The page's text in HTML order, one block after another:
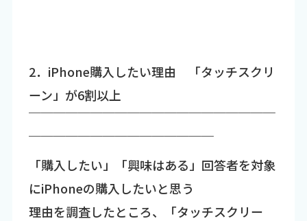
2．iPhone購入したい理由 「タッチスクリ
ーン」が6割以上
￣￣￣￣￣￣￣￣￣￣￣￣￣￣￣￣￣￣￣￣
￣￣￣￣￣￣￣￣￣￣￣￣￣￣￣
「購入したい」「興味はある」回答者を対象
にiPhoneの購入したいと思う
理由を調査したところ、「タッチスクリー